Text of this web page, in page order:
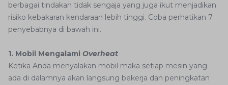
berbagai tindakan tidak sengaja yang juga ikut menjadikan
risiko kebakaran kendaraan lebih tinggi. Coba perhatikan 7
penyebabnya di bawah ini.
1. Mobil Mengalami Overheat
Ketika Anda menyalakan mobil maka setiap mesin yang
ada di dalamnya akan langsung bekerja dan peningkatan